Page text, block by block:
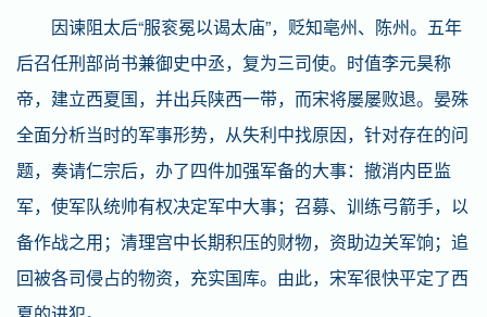
因谏阻太后“服衮冕以谒太庙”，贬知亳州、陈州。五年
后召任刑部尚书兼御史中丞，复为三司使。时值李元昊称
帝，建立西夏国，并出兵陕西一带，而宋将屡屡败退。晏殊
全面分析当时的军事形势，从失利中找原因，针对存在的问
题，奏请仁宗后，办了四件加强军备的大事：撤消内臣监
军，使军队统帅有权决定军中大事；召募、训练弓箭手，以
备作战之用；清理宫中长期积压的财物，资助边关军饷；追
回被各司侵占的物资，充实国库。由此，宋军很快平定了西